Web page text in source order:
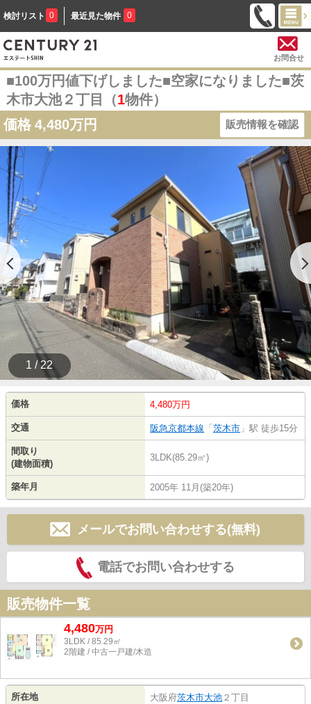
検討リスト 0 最近見た物件 0
お問合せ
■100万円値下げしました■空家になりました■茨
木市大池２丁目（1物件）
価格 4,480万円 販売情報を確認
1 / 22
価格 4,480万円
交通 阪急京都本線 「 茨木市 」駅 徒歩15分
間取り
(建物面積)
3LDK(85.29㎡)
築年月 2005年 11月(築20年)
メールでお問い合わせする(無料)
電話でお問い合わせする
販売物件一覧
4,480万円
3LDK / 85.29㎡
2階建 / 中古一戸建/木造
所在地 大阪府茨木市大池 ２丁目